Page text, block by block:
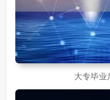
大专毕业